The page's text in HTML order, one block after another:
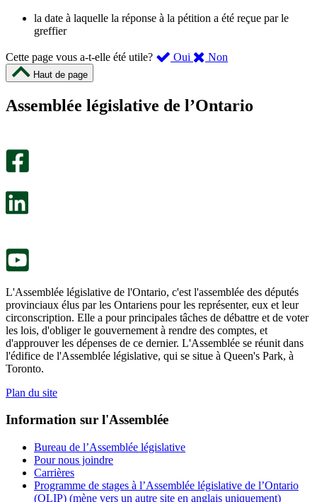
la date à laquelle la réponse à la pétition a été reçue par le
greffier
Cette page vous a-t-elle été utile? Oui ,
été
Non
m’a
Haut de page
Assemblée législative de l’Ontario
L'Assemblée législative de l'Ontario, c'est l'assemblée des députés
provinciaux élus par les Ontariens pour les représenter, eux et leur
circonscription. Elle a pour principales tâches de débattre et de voter
les lois, d'obliger le gouvernement à rendre des comptes, et
d'approuver les dépenses de ce dernier. L'Assemblée se réunit dans
l'édifice de l'Assemblée législative, qui se situe à Queen's Park, à
Toronto.
Plan du site
Information sur l'Assemblée
Bureau de l’Assemblée législative
Pour nous joindre
Carrières
Programme de stages à l’Assemblée législative de l’Ontario
(OLIP) (mène vers un autre site en anglais uniquement)